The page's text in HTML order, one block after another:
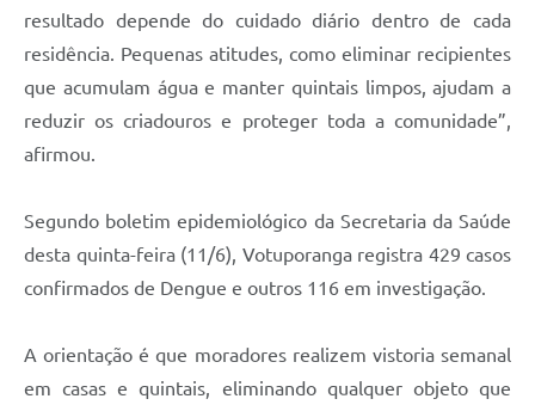
resultado depende do cuidado diário dentro de cada
residência. Pequenas atitudes, como eliminar recipientes
que acumulam água e manter quintais limpos, ajudam a
reduzir os criadouros e proteger toda a comunidade”,
afirmou.
Segundo boletim epidemiológico da Secretaria da Saúde
desta quinta-feira (11/6), Votuporanga registra 429 casos
confirmados de Dengue e outros 116 em investigação.
A orientação é que moradores realizem vistoria semanal
em casas e quintais, eliminando qualquer objeto que